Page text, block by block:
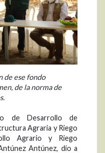
de ese fondo
de la norma de
de Desarrollo de
Agraria y Riego
Agrario y Riego
Antúnez, dio a